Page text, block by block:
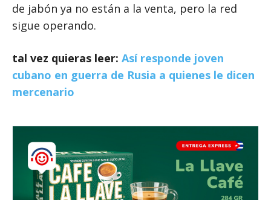
de jabón ya no están a la venta, pero la red
sigue operando.
tal vez quieras leer: Así responde joven
cubano en guerra de Rusia a quienes le dicen
mercenario